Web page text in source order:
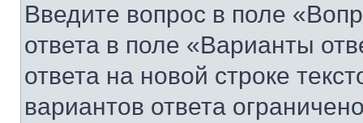
Введите вопрос в поле
ответа в поле «Варианты
ответа на новой строке
вариантов ответа